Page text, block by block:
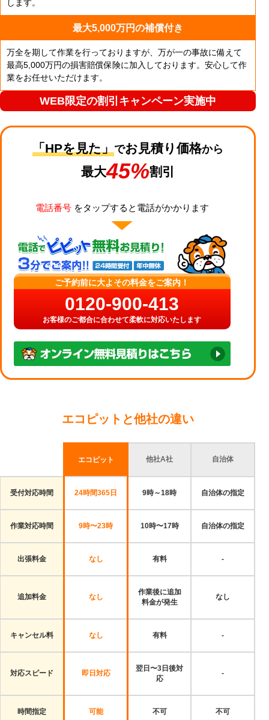
します。
最大5,000万円の補償付き
万全を期して作業を行っておりますが、万が一の事故に備えて
最高5,000万円の損害賠償保険に加入しております。安心して作
業をお任せいただけます。
WEB限定の割引キャンペーン実施中
「HPを見た」 でお見積り価格から
最大45%割引
電話番号をタップすると電話がかかります
ご予約前に大よその料金をご案内！
0120-900-413
お客様のご都合に合わせて柔軟に対応いたします
エコピットと他社の違い
エコピット 他社A社 自治体
受付対応時間 24時間365日 9時～18時 自治体の指定
作業対応時間 9時〜23時 10時〜17時 自治体の指定
出張料金 なし 有料 -
追加料金 なし
作業後に追加
料金が発生
なし
キャンセル料 なし 有料 -
対応スピード 即日対応
翌日〜3日後対
応
-
時間指定 可能 不可 不可